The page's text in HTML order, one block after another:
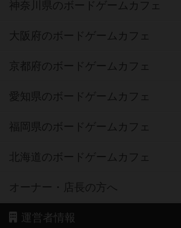
神奈川県のボードゲームカフェ
大阪府のボードゲームカフェ
京都府のボードゲームカフェ
愛知県のボードゲームカフェ
福岡県のボードゲームカフェ
北海道のボードゲームカフェ
オーナー・店長の方へ
運営者情報